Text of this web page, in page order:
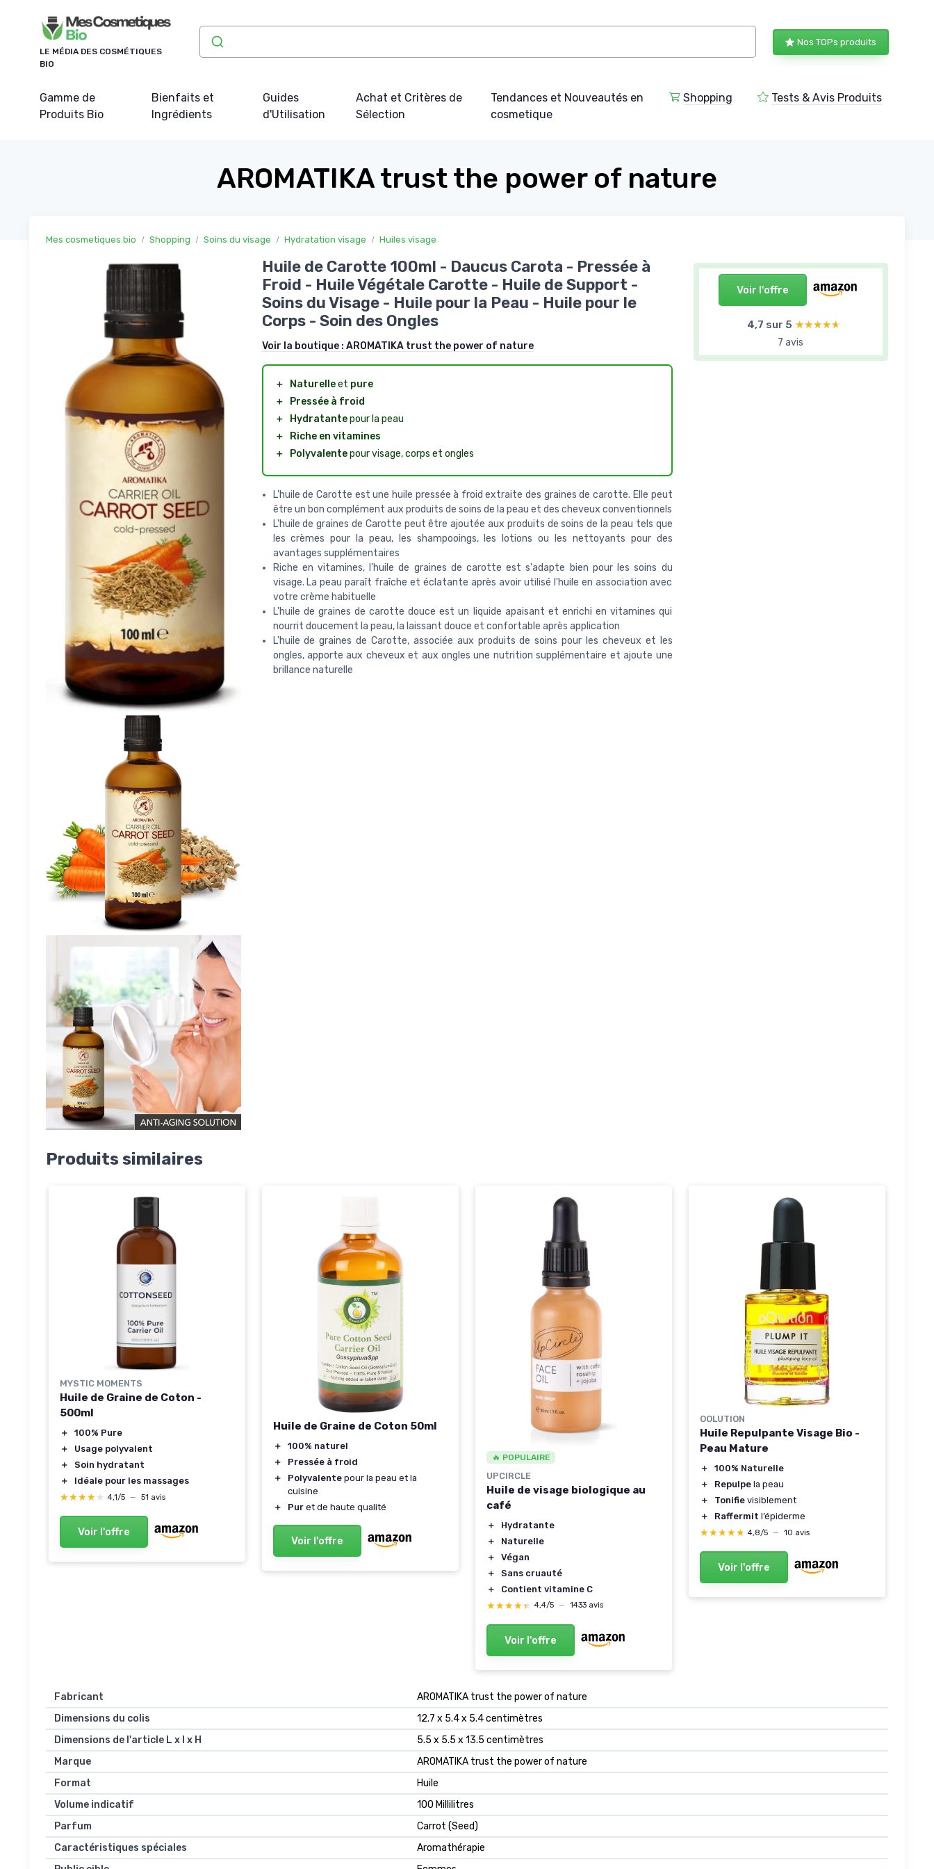
LE MÉDIA DES COSMÉTIQUES
BIO
Nos TOPs produits
Gamme de
Produits Bio
Bienfaits et
Ingrédients
Guides
d'Utilisation
Achat et Critères de
Sélection
Tendances et Nouveautés en
cosmetique
Shopping Tests & Avis Produits
AROMATIKA trust the power of nature
Mes cosmetiques bio Shopping Soins du visage Hydratation visage Huiles visage
Voir l'offre
4,7 sur 5 ★★★★★
★★★★★
7 avis
Huile de Carotte 100ml - Daucus Carota - Pressée à
Froid - Huile Végétale Carotte - Huile de Support -
Soins du Visage - Huile pour la Peau - Huile pour le
Corps - Soin des Ongles
Voir la boutique : AROMATIKA trust the power of nature
＋ Naturelleet pure
＋
Pressée à froid
＋
Hydratantepour la peau
＋
Riche en vitamines
＋
Polyvalentepour visage, corps et ongles
L'huile de Carotte est une huile pressée à froid extraite des graines de carotte. Elle peut
être un bon complément aux produits de soins de la peau et des cheveux conventionnels
L'huile de graines de Carotte peut être ajoutée aux produits de soins de la peau tels que
les crèmes pour la peau, les shampooings, les lotions ou les nettoyants pour des
avantages supplémentaires
Riche en vitamines, l'huile de graines de carotte est s'adapte bien pour les soins du
visage. La peau paraît fraîche et éclatante après avoir utilisé l'huile en association avec
votre crème habituelle
L'huile de graines de carotte douce est un liquide apaisant et enrichi en vitamines qui
nourrit doucement la peau, la laissant douce et confortable après application
L'huile de graines de Carotte, associée aux produits de soins pour les cheveux et les
ongles, apporte aux cheveux et aux ongles une nutrition supplémentaire et ajoute une
brillance naturelle
Produits similaires
MYSTIC MOMENTS
Huile de Graine de Coton -
500ml
＋
100% Pure
＋
Usage polyvalent
＋
Soin hydratant
＋
Idéale pour les massages
★★★★★
★★★★★ 4,1/5 — 51 avis
Voir l'offre
Huile de Graine de Coton 50ml
＋
100% naturel
＋
Pressée à froid
＋
Polyvalente pour la peau et la
cuisine
＋
Pur et de haute qualité
Voir l'offre
🔥 POPULAIRE
UPCIRCLE
Huile de visage biologique au
café
＋
Hydratante
＋
Naturelle
＋
Végan
＋
Sans cruauté
＋
Contient vitamine C
★★★★★
★★★★★ 4,4/5 — 1433 avis
Voir l'offre
OOLUTION
Huile Repulpante Visage Bio -
Peau Mature
＋
100% Naturelle
＋
Repulpe la peau
＋
Tonifie visiblement
＋
Raffermit l’épiderme
★★★★★
★★★★★ 4,8/5 — 10 avis
Voir l'offre
Fabricant
‎AROMATIKA trust the power of nature
Dimensions du colis
‎12.7 x 5.4 x 5.4 centimètres
Dimensions de l'article L x l x H
‎5.5 x 5.5 x 13.5 centimètres
Marque
‎AROMATIKA trust the power of nature
Format
‎Huile
Volume indicatif
‎100 Millilitres
Parfum
‎Carrot (Seed)
Caractéristiques spéciales
‎Aromathérapie